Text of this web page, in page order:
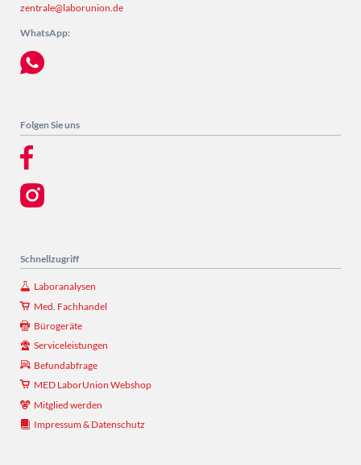
zentrale@laborunion.de
WhatsApp:
Folgen Sie uns
Schnellzugriff
Laboranalysen
Med. Fachhandel
Bürogeräte
Serviceleistungen
Befundabfrage
MED LaborUnion Webshop
Mitglied werden
Impressum & Datenschutz